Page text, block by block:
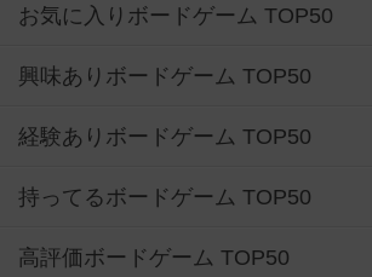
お気に入りボードゲーム TOP50
興味ありボードゲーム TOP50
経験ありボードゲーム TOP50
持ってるボードゲーム TOP50
高評価ボードゲーム TOP50